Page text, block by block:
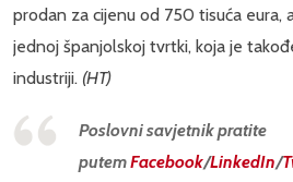
prodan za cijenu od 750 tisuća eura,
jednoj španjolskoj tvrtki, koja je
industriji. (HT)
Poslovni savjetnik pratite
putemFacebook/LinkedIn/